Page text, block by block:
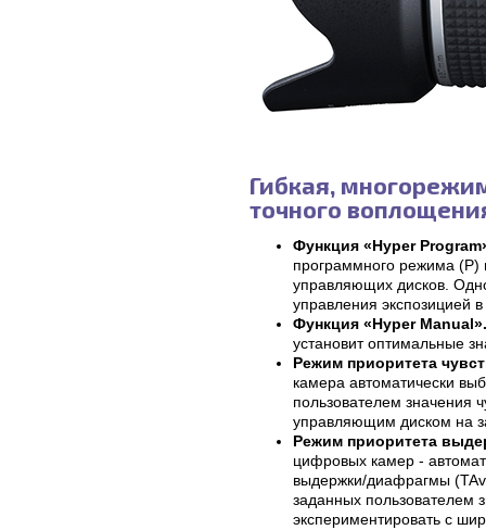
Гибкая,
точного
Функция «Hyper
программного режима
управляющих дисков.
управления экспозицией
Функция «Hyper
установит оптимальные
Режим приоритета
камера автоматически
пользователем значения
управляющим диском на
Режим приоритета
цифровых камер -
выдержки/диафрагмы
заданных пользователем
экспериментировать с